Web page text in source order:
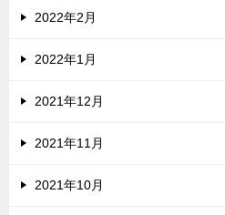
2022年2月
2022年1月
2021年12月
2021年11月
2021年10月